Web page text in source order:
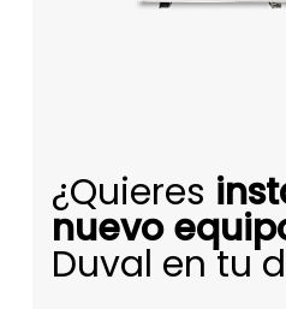
¿Quieres
nuevo
Duval en tu